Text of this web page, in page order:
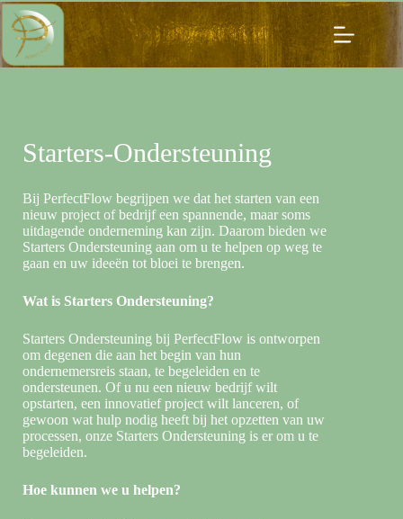
Starters-Ondersteuning
Bij PerfectFlow begrijpen we dat het starten van een
nieuw project of bedrijf een spannende, maar soms
uitdagende onderneming kan zijn. Daarom bieden we
Starters Ondersteuning aan om u te helpen op weg te
gaan en uw ideeën tot bloei te brengen.
Wat is Starters Ondersteuning?
Starters Ondersteuning bij PerfectFlow is ontworpen
om degenen die aan het begin van hun
ondernemersreis staan, te begeleiden en te
ondersteunen. Of u nu een nieuw bedrijf wilt
opstarten, een innovatief project wilt lanceren, of
gewoon wat hulp nodig heeft bij het opzetten van uw
processen, onze Starters Ondersteuning is er om u te
begeleiden.
Hoe kunnen we u helpen?